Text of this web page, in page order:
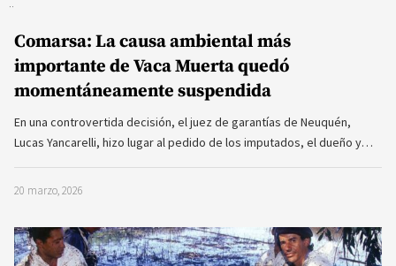
Comarsa: La causa ambiental más
importante de Vaca Muerta quedó
momentáneamente suspendida
En una controvertida decisión, el juez de garantías de Neuquén,
Lucas Yancarelli, hizo lugar al pedido de los imputados, el dueño y…
20 marzo, 2026